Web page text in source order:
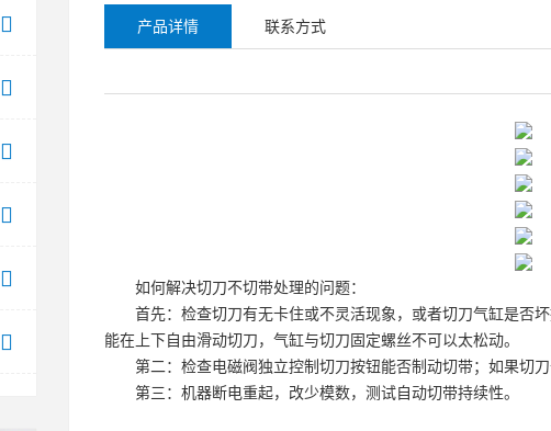
产品详情 联系方式
如何解决切刀不切带处理的问题：
首先：检查切刀有无卡住或不灵活现象，或者切刀气缸是否
能在上下自由滑动切刀，气缸与切刀固定螺丝不可以太松动。
第二：检查电磁阀独立控制切刀按钮能否制动切带；如果切
第三：机器断电重起，改少模数，测试自动切带持续性。